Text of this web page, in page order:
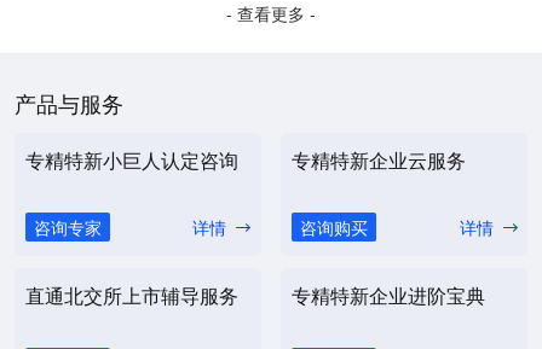
- 查看更多 -
产品与服务
专精特新小巨人认定咨询
咨询专家 详情
专精特新企业云服务
咨询购买 详情
直通北交所上市辅导服务 专精特新企业进阶宝典